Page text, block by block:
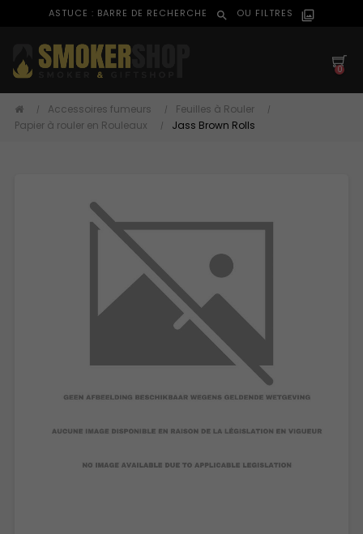
ASTUCE : BARRE DE RECHERCHE search OU FILTRES
0
Accessoires fumeurs
Feuilles à Rouler
Papier à rouler en Rouleaux
Jass Brown Rolls